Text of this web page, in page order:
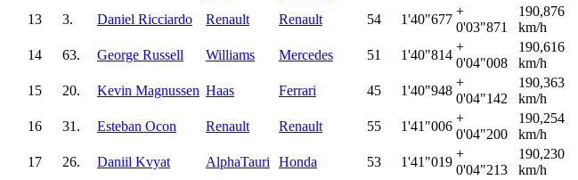
13
3. Daniel Ricciardo Renault Renault 54 1'40"677
+
0'03"871
190,876
km/h
14
63. George Russell Williams Mercedes 51 1'40"814
+
0'04"008
190,616
km/h
15
20. Kevin Magnussen Haas Ferrari 45 1'40"948
+
0'04"142
190,363
km/h
16
31. Esteban Ocon Renault Renault 55 1'41"006
+
0'04"200
190,254
km/h
17
26. Daniil Kvyat AlphaTauri Honda 53 1'41"019
+
0'04"213
190,230
km/h